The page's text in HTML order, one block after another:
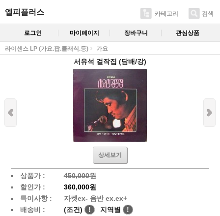
엘피플러스 카테고리 검색
로그인 마이페이지 장바구니 관심상품
라이센스 LP (가요.팝.클래식.등) 가요
서유석 걸작집 (담배/강)
상세보기
상품가 :
450,000원
할인가 :
360,000원
특이사항 :
자켓ex- 음반 ex.ex+
배송비 :
(조건) ! 지역별
!